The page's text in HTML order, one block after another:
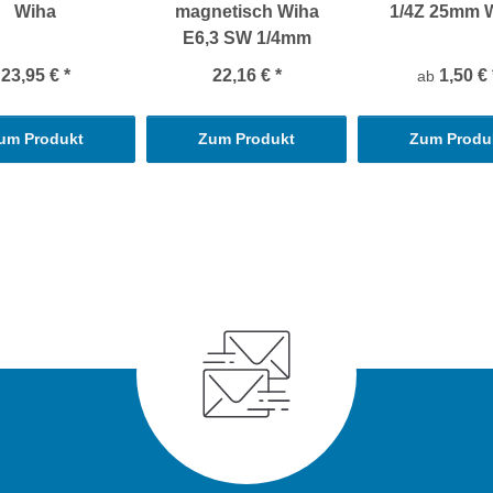
Wiha
23,95 € *
Produkt
magnetisch Wiha
E6,3 SW 1/4mm
22,16 € *
Zum Produkt
1/4Z 25mm
ab 1,50 €
Zum